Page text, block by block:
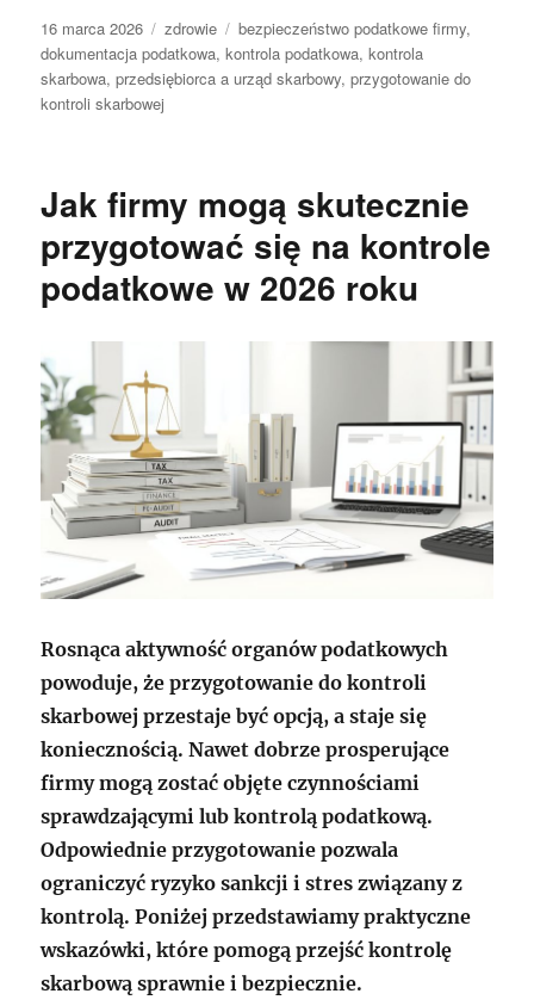
Data
publikacji
16 marca 2026 Kategorie
zdrowie Tagi
bezpieczeństwo podatkowe firmy,
dokumentacja podatkowa,kontrola podatkowa,kontrola
skarbowa,przedsiębiorca a urząd skarbowy,przygotowanie do
kontroli skarbowej
Jak firmy mogą skutecznie
przygotować się na kontrole
podatkowe w 2026 roku
Rosnąca aktywność organów podatkowych
powoduje, że przygotowanie do kontroli
skarbowej przestaje być opcją, a staje się
koniecznością. Nawet dobrze prosperujące
firmy mogą zostać objęte czynnościami
sprawdzającymi lub kontrolą podatkową.
Odpowiednie przygotowanie pozwala
ograniczyć ryzyko sankcji i stres związany z
kontrolą. Poniżej przedstawiamy praktyczne
wskazówki, które pomogą przejść kontrolę
skarbową sprawnie i bezpiecznie.